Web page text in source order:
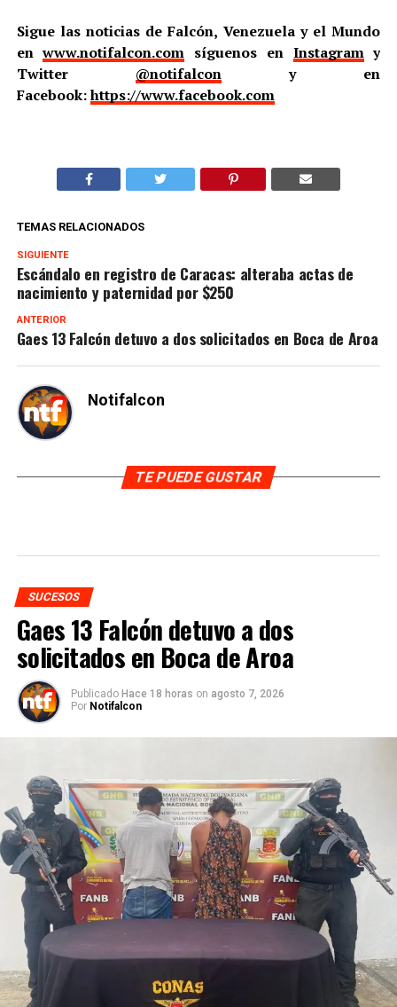
Sigue las noticias de Falcón, Venezuela y el Mundo
enwww.notifalcon.com síguenos en Instagramy
Twitter @notifalcony en
Facebook:https://www.facebook.com
TEMAS RELACIONADOS
SIGUIENTE
Escándalo en registro de Caracas: alteraba actas de
nacimiento y paternidad por $250
ANTERIOR
Gaes 13 Falcón detuvo a dos solicitados en Boca de Aroa
Notifalcon
TE PUEDE GUSTAR
SUCESOS
Gaes 13 Falcón detuvo a dos
solicitados en Boca de Aroa
Publicado Hace 18 horas on agosto 7, 2026
Por Notifalcon